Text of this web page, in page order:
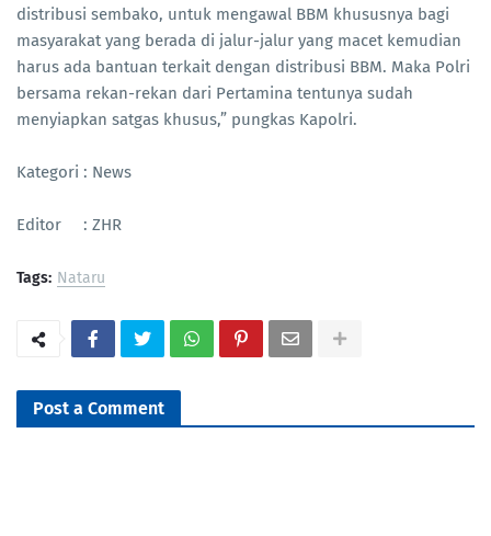
distribusi sembako, untuk mengawal BBM khususnya bagi
masyarakat yang berada di jalur-jalur yang macet kemudian
harus ada bantuan terkait dengan distribusi BBM. Maka Polri
bersama rekan-rekan dari Pertamina tentunya sudah
menyiapkan satgas khusus,” pungkas Kapolri.
Kategori : News
Editor : ZHR
Tags: Nataru
Post a Comment